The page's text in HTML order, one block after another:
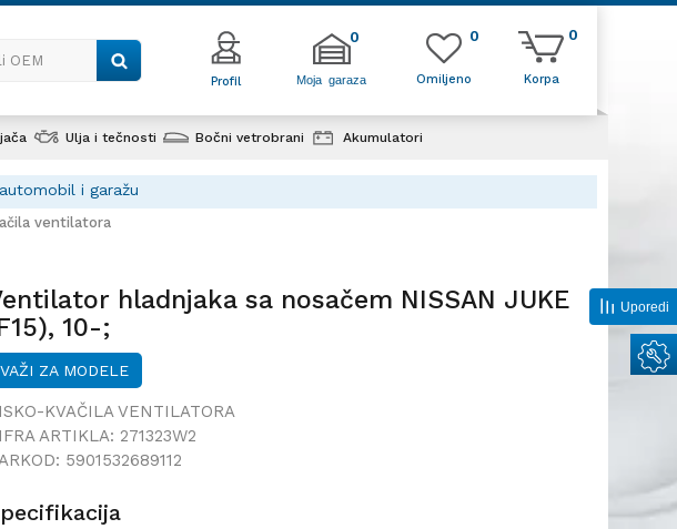
OEM
Profil Moja garaza
0
Korpa
0
Omiljeno
0
Ulja i tečnosti Bočni vetrobrani Akumulatori
i garažu
ventilatora
hladnjaka sa nosačem NISSAN JUKE
10-;
VAŽI ZA MODELE
KVAČILA VENTILATORA
ARTIKLA: 271323W2
5901532689112
Uporedi